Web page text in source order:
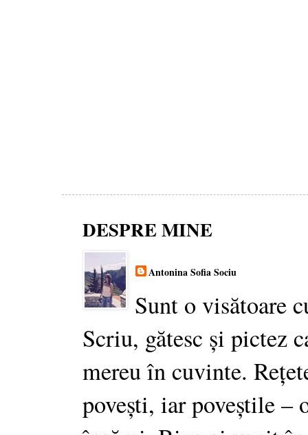
DESPRE MINE
Antonina Sofia Sociu
Sunt o visătoare
Scriu, gătesc și pictez
mereu în cuvinte.
povești, iar poveștile –